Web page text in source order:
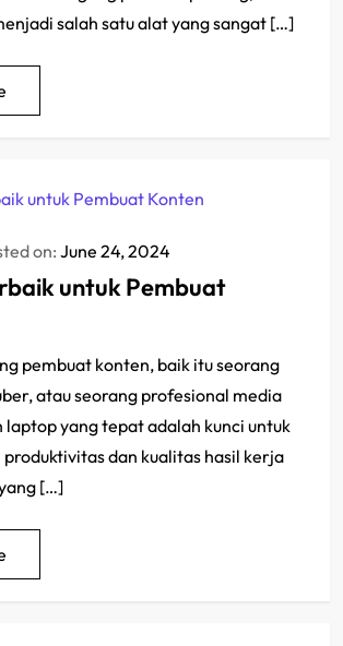
salah satu alat yang sangat […]
on: June 24, 2024
untuk Pembuat
pembuat konten, baik itu seorang
atau seorang profesional media
laptop yang tepat adalah kunci untuk
dan kualitas hasil kerja
[…]